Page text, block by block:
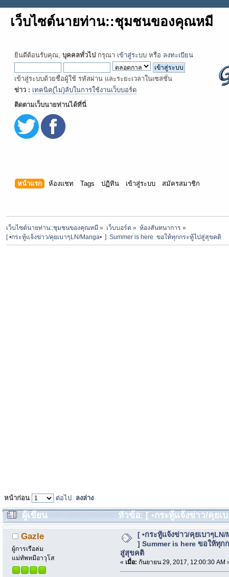
เว็บไซต์นายท่าน::ชุมชนของคุณหมี
ยินดีต้อนรับคุณ, บุคคลทั่วไป กรุณา เข้าสู่ระบบ หรือ ลงทะเบียน
เข้าสู่ระบบด้วยชื่อผู้ใช้ รหัสผ่าน และระยะเวลาในเซสชั่น
ข่าว : เทคนิค(ไม่)ลับในการใช้งานเว็บบอร์ด
ติดตามเว็บนายท่านได้ที่นี่
หน้าแรก ห้องแชท Tags ปฏิทิน เข้าสู่ระบบ สมัครสมาชิก
เว็บไซต์นายท่าน::ชุมชนของคุณหมี » เว็บบอร์ด » ห้องสันทนาการ »
[ •กระทู้แจ้งข่าว/คุยเบาๆLN/Manga•  ]  Summer is here  ขอให้ทุกกระทู้ไปสู่สุขคติ
หน้าก่อน ต่อไป ลงล่าง
ผู้เขียน
หัวข้อ: [ •กระทู้แจ้งข่าว/คุยเบ
ทุกกระทู้ไปสู่สุขคติ (อ่าน 487183 ครั้ง)
Gazle
ผู้การเรือล่ม
แม่ทัพหมีอาวุโส
[ •กระทู้แจ้งข่าว/คุยเบาๆLN/
] Summer is here ขอให้ทุก
สู่สุขคติ
« เมื่อ: กันยายน 29, 2017, 12:00:30 AM